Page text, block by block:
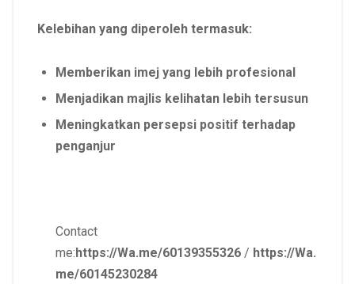
Kelebihan yang diperoleh termasuk:
Memberikan imej yang lebih profesional
Menjadikan majlis kelihatan lebih tersusun
Meningkatkan persepsi positif terhadap
penganjur
Contact
me:https://Wa.me/60139355326 / https://Wa.
me/60145230284